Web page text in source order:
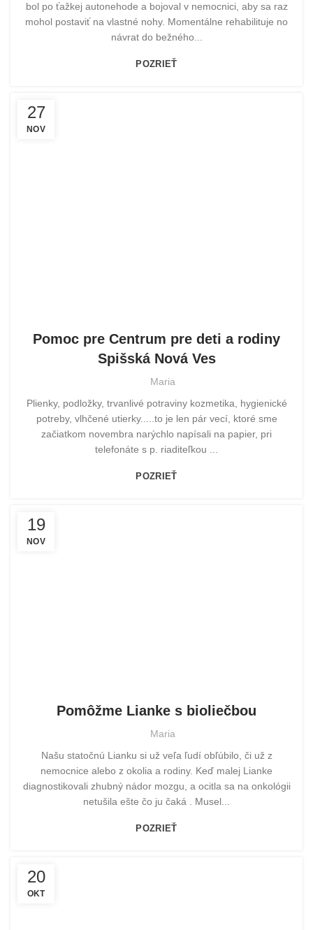
bol po ťažkej autonehode a bojoval v nemocnici, aby sa raz
mohol postaviť na vlastné nohy. Momentálne rehabilituje no
návrat do bežného...
POZRIEŤ
27
NOV
Pomoc pre Centrum pre deti a rodiny
Spišská Nová Ves
Maria
Plienky, podložky, trvanlivé potraviny kozmetika, hygienické
potreby, vlhčené utierky.....to je len pár vecí, ktoré sme
začiatkom novembra narýchlo napísali na papier, pri
telefonáte s p. riaditeľkou ...
POZRIEŤ
19
NOV
Pomôžme Lianke s bioliečbou
Maria
Našu statočnú Lianku si už veľa ľudí obľúbilo, či už z
nemocnice alebo z okolia a rodiny. Keď malej Lianke
diagnostikovali zhubný nádor mozgu, a ocitla sa na onkológii
netušila ešte čo ju čaká . Musel...
POZRIEŤ
20
OKT